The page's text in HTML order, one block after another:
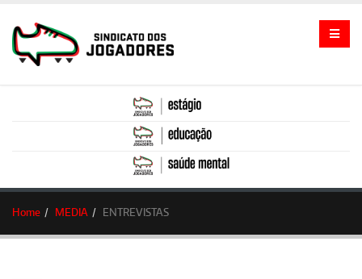
Home MEDIA ENTREVISTAS